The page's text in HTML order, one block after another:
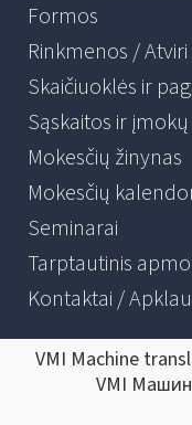
Formos
Rinkmenos /
Skaičiuoklės ir
Sąskaitos ir
Mokesčių žinynas
Mokesčių
Seminarai
Tarptautinis
Kontaktai /
VMI Machine
VMI